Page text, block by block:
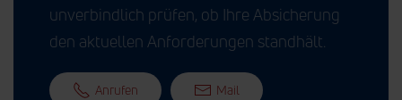
unverbindlich prüfen, ob Ihre Absicherung
den aktuellen Anforderungen standhält.
Anrufen Mail